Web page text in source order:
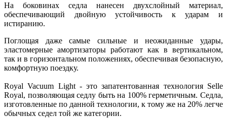
На боковинах седла нанесен двухслойный материал,
обеспечивающий двойную устойчивость к ударам и
истиранию.
Поглощая даже самые сильные и неожиданные удары,
эластомерные амортизаторы работают как в вертикальном,
так и в горизонтальном положениях, обеспечивая безопасную,
комфортную поездку.
Royal Vacuum Light - это запатентованная технология Selle
Royal, позволяющая седлу быть на 100% герметичным. Седла,
изготовленные по данной технологии, к тому же на 20% легче
обычных седел той же категории.